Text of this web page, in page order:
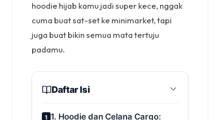
hoodie hijab kamu jadi super kece, nggak
cuma buat sat-set ke minimarket, tapi
juga buat bikin semua mata tertuju
padamu.
Daftar Isi
1 1. Hoodie dan Celana Cargo: